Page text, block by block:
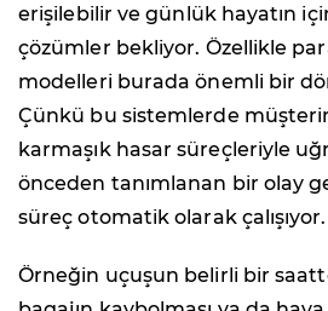
erişilebilir ve günlük hayatın
çözümler bekliyor. Özellikle
modelleri burada önemli bir
Çünkü bu sistemlerde
karmaşık hasar süreçleriyle
önceden tanımlanan bir olay
süreç otomatik olarak çalışıyor.
Örneğin uçuşun belirli bir